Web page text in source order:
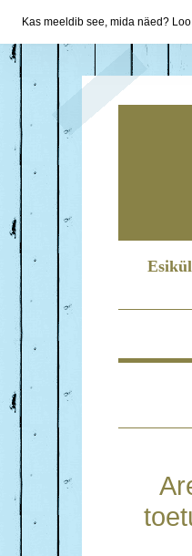
Kas meeldib see, mida näed?